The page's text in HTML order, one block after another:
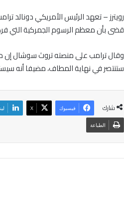
رويترز – تعهد الرئيس الأمريكي دونالد
قضى بأن معظم الرسوم الجمركية التي
وقال ترامب على منصته تروث سوشال إن
ستنتصر في نهاية المطاف، مضيفا أنه
شارك فيسبوك ‫X
الطباعة